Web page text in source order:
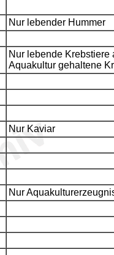
Nur lebender Hummer
Nur lebende Krebstiere
Aquakultur gehaltene
Nur Kaviar
Nur